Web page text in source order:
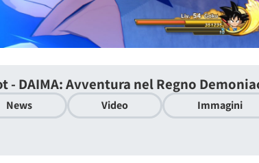
- DAIMA: Avventura nel Regno
News Video Immagini